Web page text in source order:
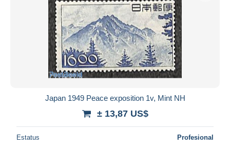
Japan 1949 Peace exposition 1v, Mint NH
± 13,87 US$
Estatus Profesional